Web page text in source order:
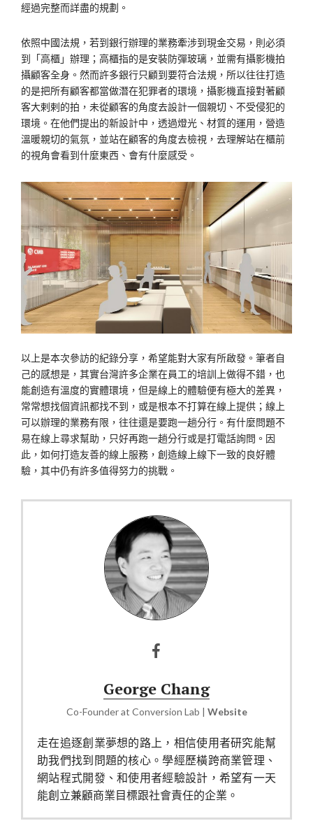
經過完整而詳盡的規劃。
依照中國法規，若到銀行辦理的業務牽涉到現金交易，則必須
到「高櫃」辦理；高櫃指的是安裝防彈玻璃，並需有攝影機拍
攝顧客全身。然而許多銀行只顧到要符合法規，所以往往打造
的是把所有顧客都當做潛在犯罪者的環境，攝影機直接對著顧
客大剌剌的拍，未從顧客的角度去設計一個親切、不受侵犯的
環境。在他們提出的新設計中，透過燈光、材質的運用，營造
溫暖親切的氣氛，並站在顧客的角度去檢視，去理解站在櫃前
的視角會看到什麼東西、會有什麼感受。
以上是本次參訪的紀錄分享，希望能對大家有所啟發。筆者自
己的感想是，其實台灣許多企業在員工的培訓上做得不錯，也
能創造有溫度的實體環境，但是線上的體驗便有極大的差異，
常常想找個資訊都找不到，或是根本不打算在線上提供；線上
可以辦理的業務有限，往往還是要跑一趟分行。有什麼問題不
易在線上尋求幫助，只好再跑一趟分行或是打電話詢問。因
此，如何打造友善的線上服務，創造線上線下一致的良好體
驗，其中仍有許多值得努力的挑戰。
George Chang
Co-Founder at Conversion Lab | Website
走在追逐創業夢想的路上，相信使用者研究能幫
助我們找到問題的核心。學經歷橫跨商業管理、
網站程式開發、和使用者經驗設計，希望有一天
能創立兼顧商業目標跟社會責任的企業。